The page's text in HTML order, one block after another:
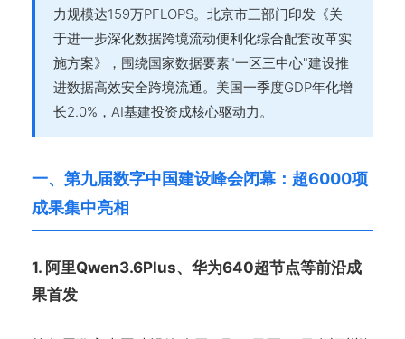
力规模达159万PFLOPS。北京市三部门印发《关
于进一步深化数据跨境流动便利化综合配套改革实
施方案》，围绕国家数据要素"一区三中心"建设推
进数据高效安全跨境流通。美国一季度GDP年化增
长2.0%，AI基建投资成核心驱动力。
一、第九届数字中国建设峰会闭幕：超6000项
成果集中亮相
1. 阿里Qwen3.6Plus、华为640超节点等前沿成
果首发